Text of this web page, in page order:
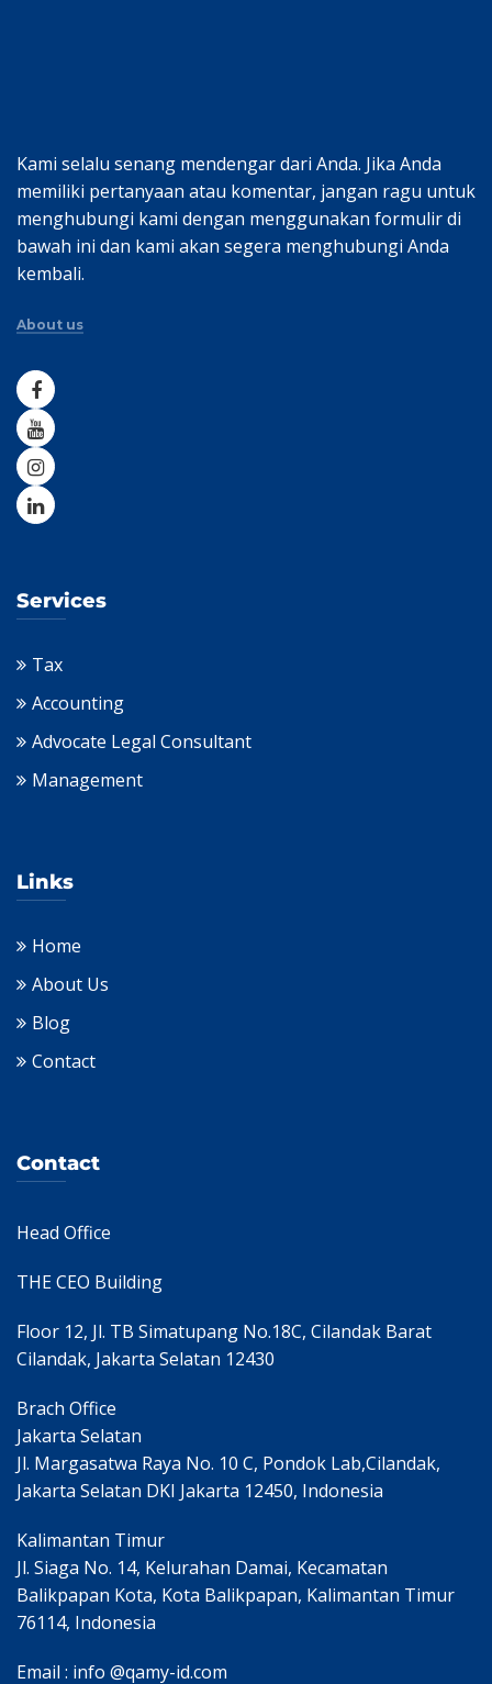
Kami selalu senang mendengar dari Anda. Jika Anda
memiliki pertanyaan atau komentar, jangan ragu untuk
menghubungi kami dengan menggunakan formulir di
bawah ini dan kami akan segera menghubungi Anda
kembali.
About us
Services
Tax
Accounting
Advocate Legal Consultant
Management
Links
Home
About Us
Blog
Contact
Contact
Head Office
THE CEO Building
Floor 12, Jl. TB Simatupang No.18C, Cilandak Barat
Cilandak, Jakarta Selatan 12430
Brach Office
Jakarta Selatan
Jl. Margasatwa Raya No. 10 C, Pondok Lab,Cilandak,
Jakarta Selatan DKI Jakarta 12450, Indonesia
Kalimantan Timur
Jl. Siaga No. 14, Kelurahan Damai, Kecamatan
Balikpapan Kota, Kota Balikpapan, Kalimantan Timur
76114, Indonesia
Email : info @qamy-id.com